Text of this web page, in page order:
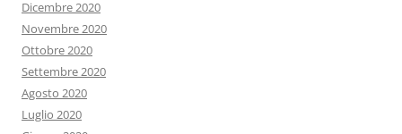
Dicembre 2020
Novembre 2020
Ottobre 2020
Settembre 2020
Agosto 2020
Luglio 2020